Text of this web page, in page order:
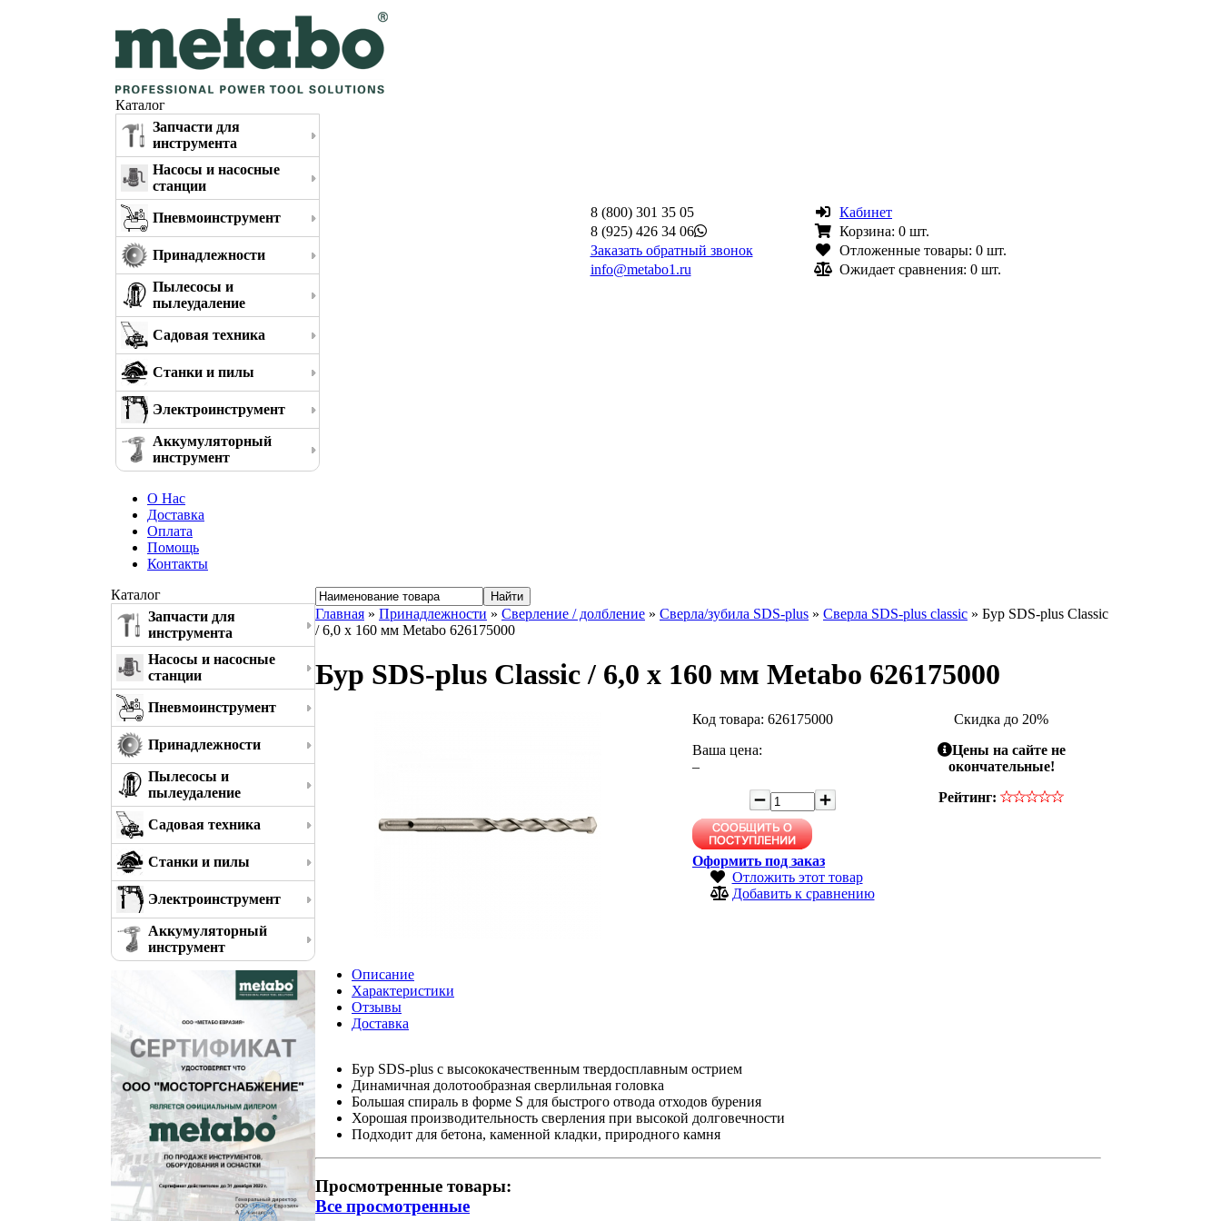
Каталог
Запчасти для
инструмента
Насосы и насосные
станции
Пневмоинструмент
Принадлежности
Пылесосы и
пылеудаление
Садовая техника
Станки и пилы
Электроинструмент
Аккумуляторный
инструмент
8 (800) 301 35 05
8 (925) 426 34 06
Заказать обратный звонок
info@metabo1.ru
Кабинет
Корзина: 0 шт.
Отложенные товары: 0 шт.
Ожидает сравнения: 0 шт.
О Нас
Доставка
Оплата
Помощь
Контакты
Каталог
Запчасти для
инструмента
Насосы и насосные
станции
Пневмоинструмент
Принадлежности
Пылесосы и
пылеудаление
Садовая техника
Станки и пилы
Электроинструмент
Аккумуляторный
инструмент
Главная » Принадлежности » Сверление / долбление » Сверла/зубила SDS-plus » Сверла SDS-plus classic » Бур SDS-plus Classic
/ 6,0 x 160 мм Metabo 626175000
Бур SDS-plus Classic / 6,0 x 160 мм Metabo 626175000
Код товара: 626175000
Ваша цена:
–
Оформить под заказ
Отложить этот товар
Добавить к сравнению
Скидка до 20%
Цены на сайте не
окончательные!
Рейтинг:
Описание
Характеристики
Отзывы
Доставка
Бур SDS-plus с высококачественным твердосплавным острием
Динамичная долотообразная сверлильная головка
Большая спираль в форме S для быстрого отвода отходов бурения
Хорошая производительность сверления при высокой долговечности
Подходит для бетона, каменной кладки, природного камня
Просмотренные товары:
Все просмотренные